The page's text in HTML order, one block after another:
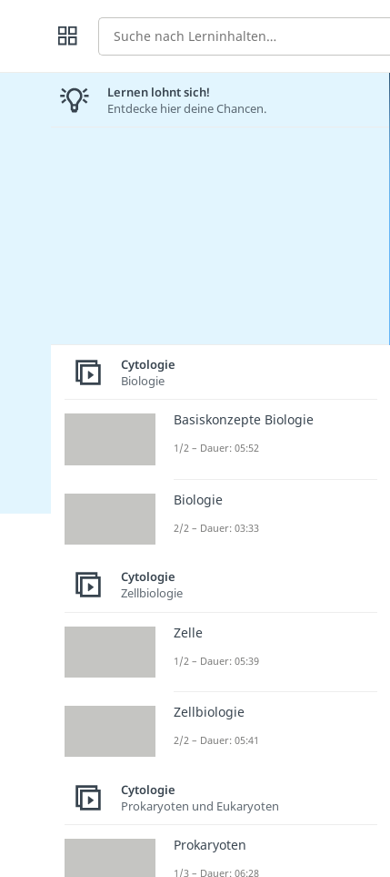
Suche
Lernen lohnt sich!
Entdecke hier deine Chancen.
Cytologie
Biologie
Basiskonzepte Biologie
1/2 – Dauer: 05:52
Biologie
2/2 – Dauer: 03:33
Cytologie
Zellbiologie
Zelle
1/2 – Dauer: 05:39
Zellbiologie
2/2 – Dauer: 05:41
Cytologie
Prokaryoten und Eukaryoten
Prokaryoten
1/3 – Dauer: 06:28